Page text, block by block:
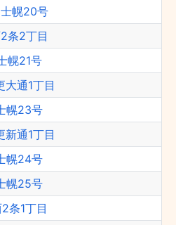
幌20号
条2丁目
幌21号
大通1丁目
幌23号
新通1丁目
幌24号
幌25号
条1丁目